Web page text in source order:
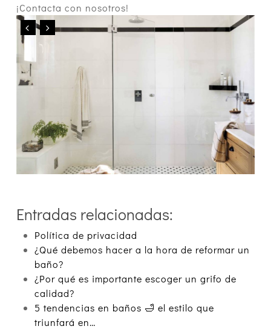
¡Contacta con nosotros!
Entradas relacionadas:
Política de privacidad
¿Qué debemos hacer a la hora de reformar un
baño?
¿Por qué es importante escoger un grifo de
calidad?
5 tendencias en baños 🛁 el estilo que
triunfará en…